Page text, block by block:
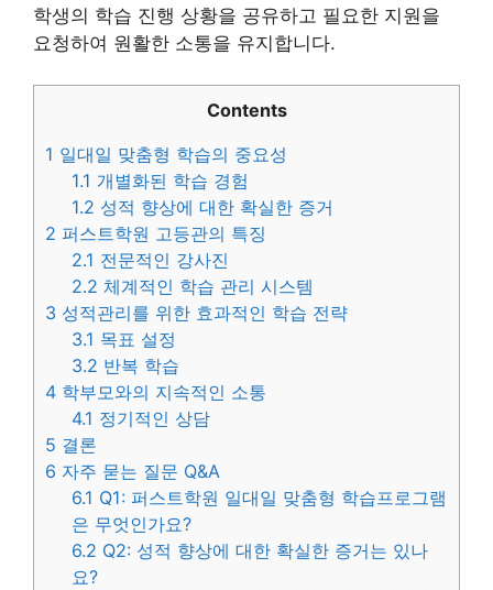
학생의 학습 진행 상황을 공유하고 필요한 지원을
요청하여 원활한 소통을 유지합니다.
Contents
1 일대일 맞춤형 학습의 중요성
1.1 개별화된 학습 경험
1.2 성적 향상에 대한 확실한 증거
2 퍼스트학원 고등관의 특징
2.1 전문적인 강사진
2.2 체계적인 학습 관리 시스템
3 성적관리를 위한 효과적인 학습 전략
3.1 목표 설정
3.2 반복 학습
4 학부모와의 지속적인 소통
4.1 정기적인 상담
5 결론
6 자주 묻는 질문 Q&A
6.1 Q1: 퍼스트학원 일대일 맞춤형 학습프로그램
은 무엇인가요?
6.2 Q2: 성적 향상에 대한 확실한 증거는 있나
요?